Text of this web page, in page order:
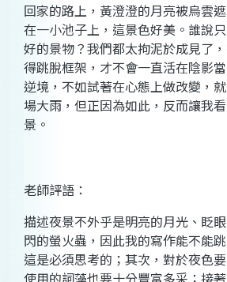
回家的路上，黃澄澄的月亮被烏雲
在一小池子上，這景色好美。誰說
好的景物？我們都太拘泥於成見了
得跳脫框架，才不會一直活在陰影
逆境，不如試著在心態上做改變，
場大雨，但正因為如此，反而讓我
景。
老師評語：
描述夜景不外乎是明亮的月光、眨
閃的螢火蟲，因此我的寫作能不能
這是必須思考的；其次，對於夜色